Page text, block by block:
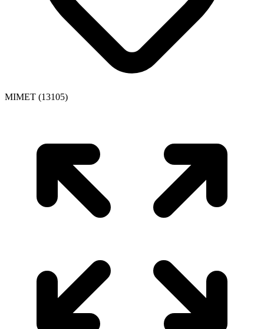
MIMET (13105)